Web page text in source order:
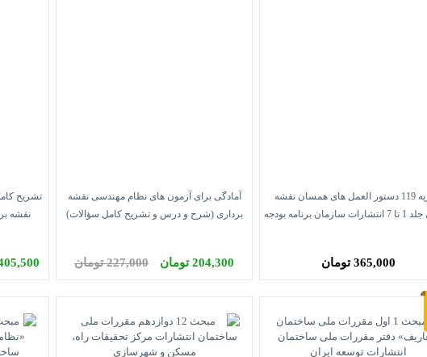
نشریه 119 دستور العمل های همسان نقشه
برداری جلد 1 تا 7 انتشارات سازمان برنامه بودجه
365,000 تومان
آمادگی برای آزمون های نظام مهندسی نقشه
برداری (شرح و درس و تشریح کامل سؤالات)
204,300 تومان 227,000 تومان
تشریح
نقشه
2,405,500